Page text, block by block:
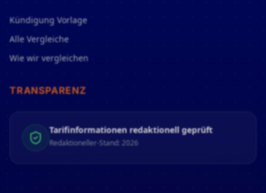
Kündigung Vorlage
Alle Vergleiche
Wie wir vergleichen
TRANSPARENZ
Tarifinformationen redaktionell geprüft
Redaktioneller-Stand: 2026